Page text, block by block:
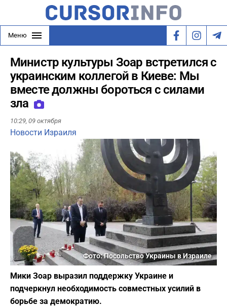
Меню
Министр культуры Зоар встретился с
украинским коллегой в Киеве: Мы
вместе должны бороться с силами
зла
10:29, 09 октября
Новости Израиля
Фото: Посольство Украины в Израиле
Мики Зоар выразил поддержку Украине и
подчеркнул необходимость совместных усилий в
борьбе за демократию.